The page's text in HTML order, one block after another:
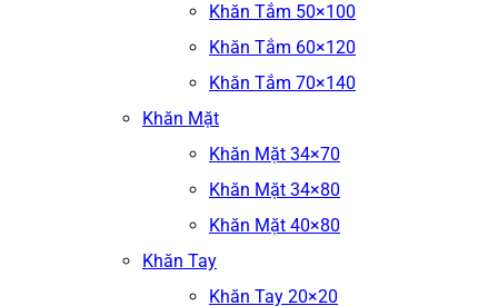
Khăn Tắm 50×100
Khăn Tắm 60×120
Khăn Tắm 70×140
Khăn Mặt
Khăn Mặt 34×70
Khăn Mặt 34×80
Khăn Mặt 40×80
Khăn Tay
Khăn Tay 20×20